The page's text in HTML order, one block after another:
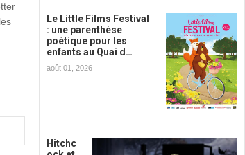
Le Little Films Festival
: une parenthèse
poétique pour les
enfants au Quai d…
août 01, 2026
Hitchc